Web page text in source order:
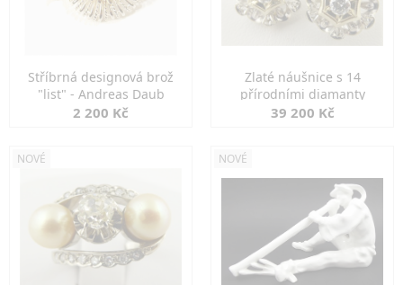
Stříbrná designová brož
"list" - Andreas Daub
2 200 Kč
Zlaté náušnice s 14
přírodními diamanty
39 200 Kč
NOVÉ NOVÉ